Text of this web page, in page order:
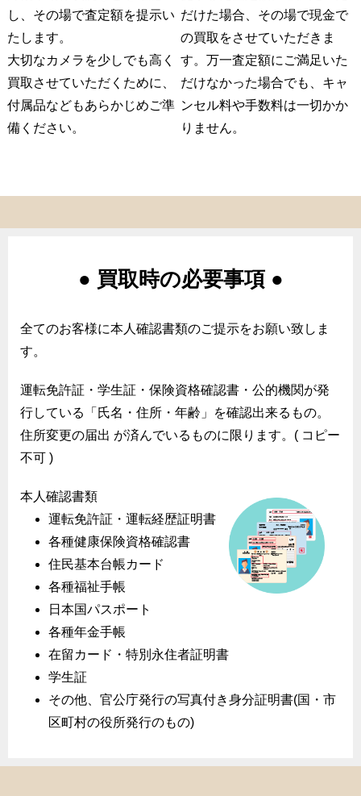
し、その場で査定額を提示い
たします。
大切なカメラを少しでも高く
買取させていただくために、
付属品などもあらかじめご準
備ください。
だけた場合、その場で現金で
の買取をさせていただきま
す。万一査定額にご満足いた
だけなかった場合でも、キャ
ンセル料や手数料は一切かか
りません。
● 買取時の必要事項 ●
全てのお客様に本人確認書類のご提示をお願い致しま
す。
運転免許証・学生証・保険資格確認書・公的機関が発
行している「氏名・住所・年齢」を確認出来るもの。
住所変更の届出 が済んでいるものに限ります。( コピー
不可 )
本人確認書類
運転免許証・運転経歴証明書
各種健康保険資格確認書
住民基本台帳カード
各種福祉手帳
日本国パスポート
各種年金手帳
在留カード・特別永住者証明書
学生証
その他、官公庁発行の写真付き身分証明書(国・市
区町村の役所発行のもの)